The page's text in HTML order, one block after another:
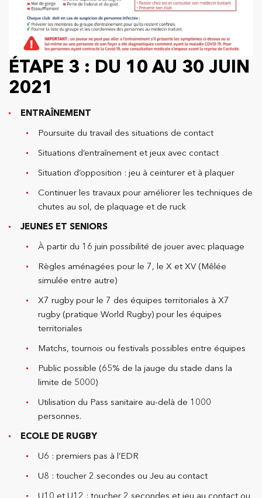
ÉTAPE 3 : DU 10 AU 30 JUIN
2021
ENTRAÎNEMENT
Poursuite du travail des situations de contact
Situations d’entraînement et jeux avec contact
Situation d’opposition : jeu à ceinturer et à plaquer
Continuer les travaux pour améliorer les techniques de
chutes au sol, de plaquage et de ruck
JEUNES ET SENIORS
À partir du 16 juin possibilité de jouer avec plaquage
Règles aménagées pour le 7, le X et XV (Mêlée
simulée entre autre)
X7 rugby pour le 7 des équipes territoriales à X7
rugby (pratique World Rugby) pour les équipes
territoriales
Matchs, tournois ou festivals possibles entre équipes
Public possible (65% de la jauge du stade dans la
limite de 5000)
Utilisation du Pass sanitaire au-delà de 1000
personnes.
ECOLE DE RUGBY
U6 : premiers pas à l’EDR
U8 : toucher 2 secondes ou Jeu au contact
U10 et U12 : toucher 2 secondes et jeu au contact ou